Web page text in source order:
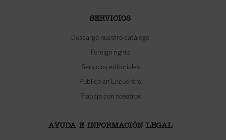
SERVICIOS
Descarga nuestro catálogo
Foreign rights
Servicios editoriales
Publica en Encuentro
Trabaja con nosotros
AYUDA E INFORMACIÓN LEGAL